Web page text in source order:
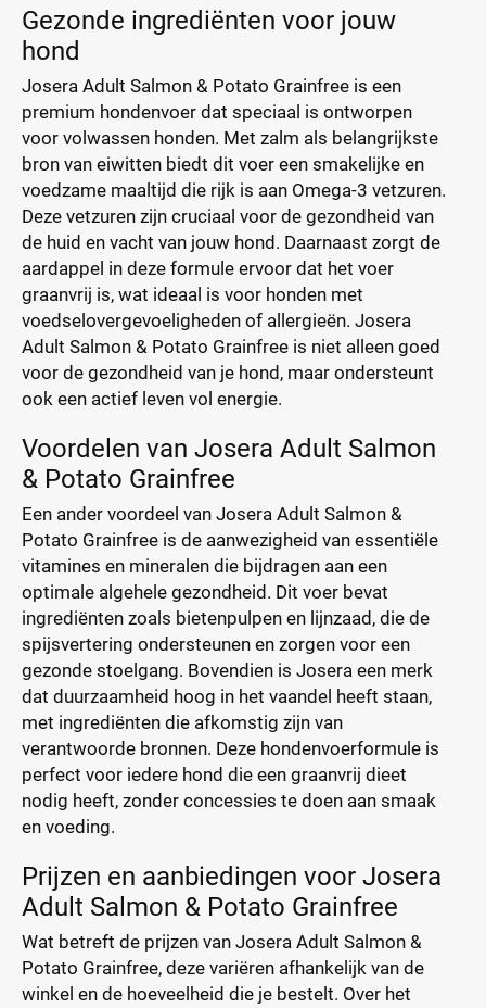
Gezonde ingrediënten voor jouw
hond
Josera Adult Salmon & Potato Grainfree is een
premium hondenvoer dat speciaal is ontworpen
voor volwassen honden. Met zalm als belangrijkste
bron van eiwitten biedt dit voer een smakelijke en
voedzame maaltijd die rijk is aan Omega-3 vetzuren.
Deze vetzuren zijn cruciaal voor de gezondheid van
de huid en vacht van jouw hond. Daarnaast zorgt de
aardappel in deze formule ervoor dat het voer
graanvrij is, wat ideaal is voor honden met
voedselovergevoeligheden of allergieën. Josera
Adult Salmon & Potato Grainfree is niet alleen goed
voor de gezondheid van je hond, maar ondersteunt
ook een actief leven vol energie.
Voordelen van Josera Adult Salmon
& Potato Grainfree
Een ander voordeel van Josera Adult Salmon &
Potato Grainfree is de aanwezigheid van essentiële
vitamines en mineralen die bijdragen aan een
optimale algehele gezondheid. Dit voer bevat
ingrediënten zoals bietenpulpen en lijnzaad, die de
spijsvertering ondersteunen en zorgen voor een
gezonde stoelgang. Bovendien is Josera een merk
dat duurzaamheid hoog in het vaandel heeft staan,
met ingrediënten die afkomstig zijn van
verantwoorde bronnen. Deze hondenvoerformule is
perfect voor iedere hond die een graanvrij dieet
nodig heeft, zonder concessies te doen aan smaak
en voeding.
Prijzen en aanbiedingen voor Josera
Adult Salmon & Potato Grainfree
Wat betreft de prijzen van Josera Adult Salmon &
Potato Grainfree, deze variëren afhankelijk van de
winkel en de hoeveelheid die je bestelt. Over het